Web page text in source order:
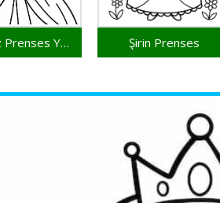
Ücretsiz Prenses Yazdırılabilir Şirin Prenses